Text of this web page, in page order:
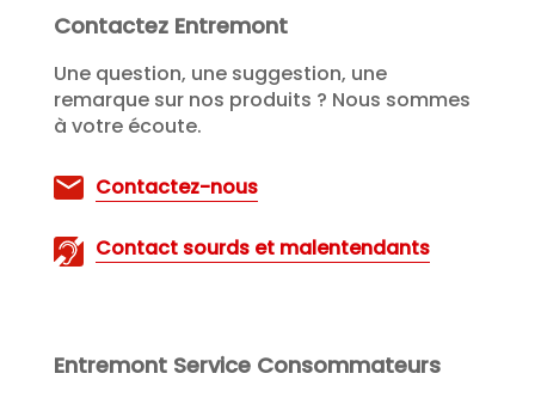
Contactez Entremont
Une question, une suggestion, une
remarque sur nos produits ? Nous sommes
à votre écoute.
Contactez-nous
Contact sourds et malentendants
Entremont Service Consommateurs